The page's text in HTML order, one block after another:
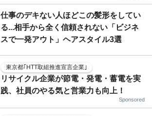
仕事のデキない人ほどこの髪形をしてい
る...相手から全く信頼されない「ビジネ
スで一発アウト」ヘアスタイル3選
東京都｢HTT取組推進宣言企業｣
リサイクル企業が節電・発電・蓄電を実
践、社員のやる気と営業力も向上！
Sponsored